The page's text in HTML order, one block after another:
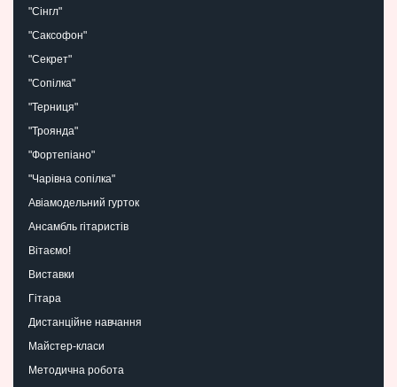
"Сінгл"
"Саксофон"
"Секрет"
"Сопілка"
"Терниця"
"Троянда"
"Фортепіано"
"Чарівна сопілка"
Авіамодельний гурток
Ансамбль гітаристів
Вітаємо!
Виставки
Гітара
Дистанційне навчання
Майстер-класи
Методична робота